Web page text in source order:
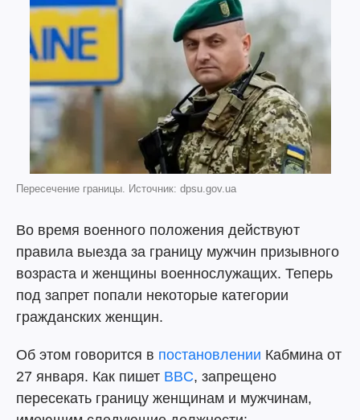
Пересечение границы. Источник: dpsu.gov.ua
Во время военного положения действуют
правила выезда за границу мужчин призывного
возраста и женщины военнослужащих. Теперь
под запрет попали некоторые категории
гражданских женщин.
Об этом говорится в постановлении Кабмина от
27 января. Как пишет BBC, запрещено
пересекать границу женщинам и мужчинам,